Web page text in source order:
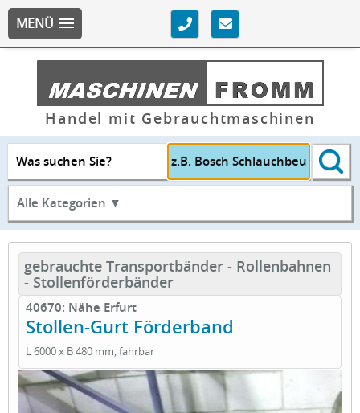
MENÜ
Handel mit Gebrauchtmaschinen
Was suchen Sie?
Alle Kategorien ▼
gebrauchte Transportbänder - Rollenbahnen
- Stollenförderbänder
40670: Nähe Erfurt
Stollen-Gurt Förderband
L 6000 x B 480 mm, fahrbar